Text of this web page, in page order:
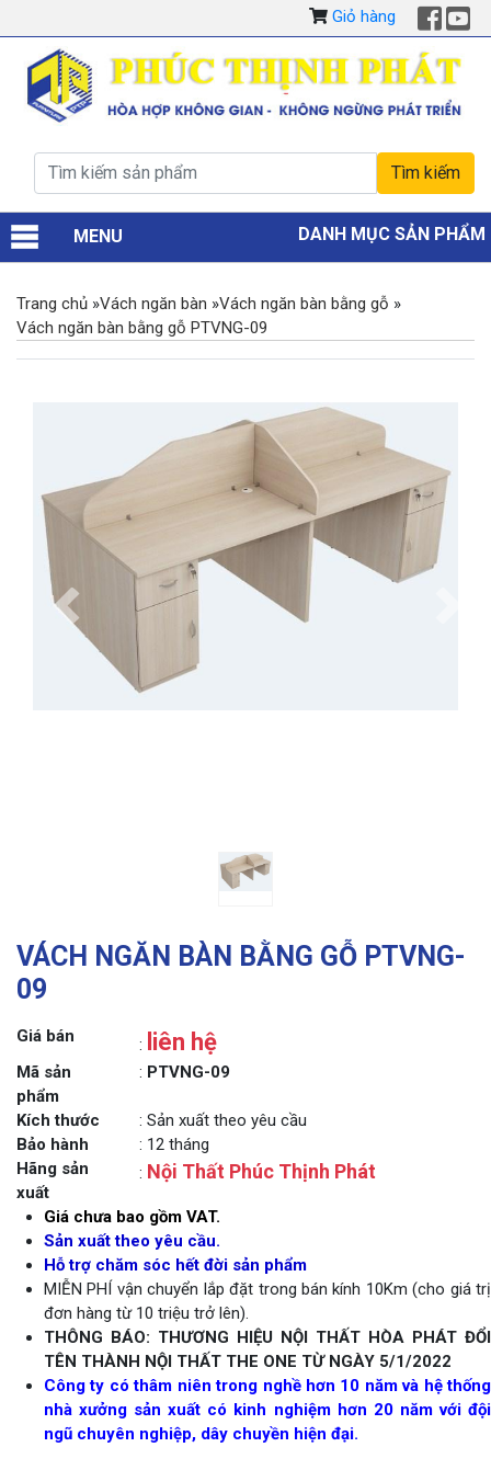
Giỏ hàng
MENU DANH MỤC SẢN PHẨM
Trang chủ »Vách ngăn bàn »Vách ngăn bàn bằng gỗ »
Vách ngăn bàn bằng gỗ PTVNG-09
Previous
VÁCH NGĂN BÀN BẰNG GỖ PTVNG-
09
Giá bán : liên hệ
Mã sản
phẩm
: PTVNG-09
Kích thước
: Sản xuất theo yêu cầu
Bảo hành
: 12 tháng
Hãng sản
xuất
: Nội Thất Phúc Thịnh Phát
Giá chưa bao gồm VAT.
Sản xuất theo yêu cầu.
Hỗ trợ chăm sóc hết đời sản phẩm
MIỄN PHÍ vận chuyển lắp đặt trong bán kính 10Km (cho giá trị
đơn hàng từ 10 triệu trở lên).
THÔNG BÁO: THƯƠNG HIỆU NỘI THẤT HÒA PHÁT ĐỔI
TÊN THÀNH NỘI THẤT THE ONE TỪ NGÀY 5/1/2022
Công ty có thâm niên trong nghề hơn 10 năm và hệ thống
nhà xưởng sản xuất có kinh nghiệm hơn 20 năm với đội
ngũ chuyên nghiệp, dây chuyền hiện đại.